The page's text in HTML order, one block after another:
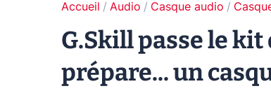
Accueil Audio Casque audio
G.Skill passe le kit
prépare... un